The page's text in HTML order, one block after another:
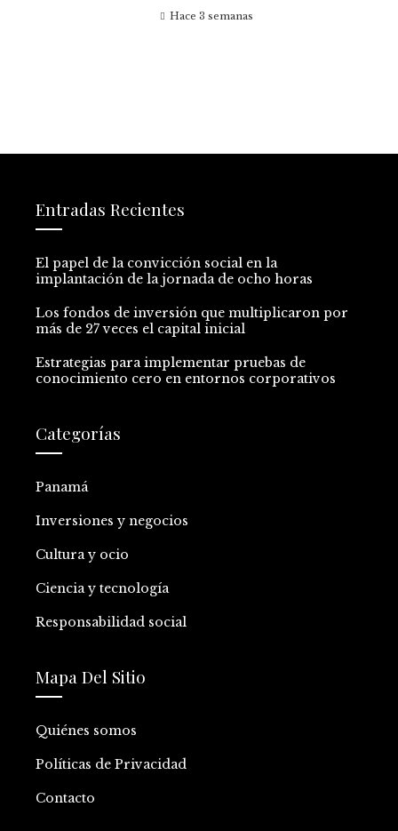
Hace 3 semanas
Entradas Recientes
El papel de la convicción social en la
implantación de la jornada de ocho horas
Los fondos de inversión que multiplicaron por
más de 27 veces el capital inicial
Estrategias para implementar pruebas de
conocimiento cero en entornos corporativos
Categorías
Panamá
Inversiones y negocios
Cultura y ocio
Ciencia y tecnología
Responsabilidad social
Mapa Del Sitio
Quiénes somos
Políticas de Privacidad
Contacto